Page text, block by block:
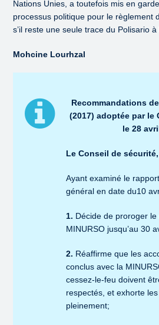
Nations Unies, a toutefois mis en
processus politique pour le règlement
s’il reste une seule trace du Polisario
Mohcine Lourhzal
Recommandations
(2017) adoptée par le
le 28
Le Conseil de sécurité,
Ayant examiné le
général en date du10
1. Décide de proroger
MINURSO jusqu’au 30
2. Réaffirme que les
conclus avec la
cessez-le-feu doivent
respectés, et exhorte
pleinement;